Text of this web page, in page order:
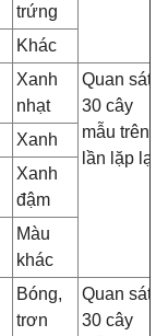
trứng
Khác
Xanh
nhạt
Quan sát
30 cây
mẫu trên 3
lần lặp lại
Xanh
Xanh
đậm
Màu
khác
Bóng,
trơn
Quan sát
30 cây